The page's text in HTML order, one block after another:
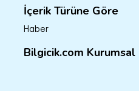
İçerik Türüne Göre
Haber
Bilgicik.com Kurumsal